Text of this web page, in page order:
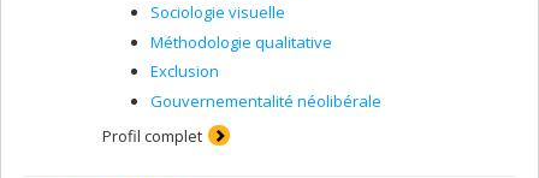
Sociologie visuelle
Méthodologie qualitative
Exclusion
Gouvernementalité néolibérale
Profil complet